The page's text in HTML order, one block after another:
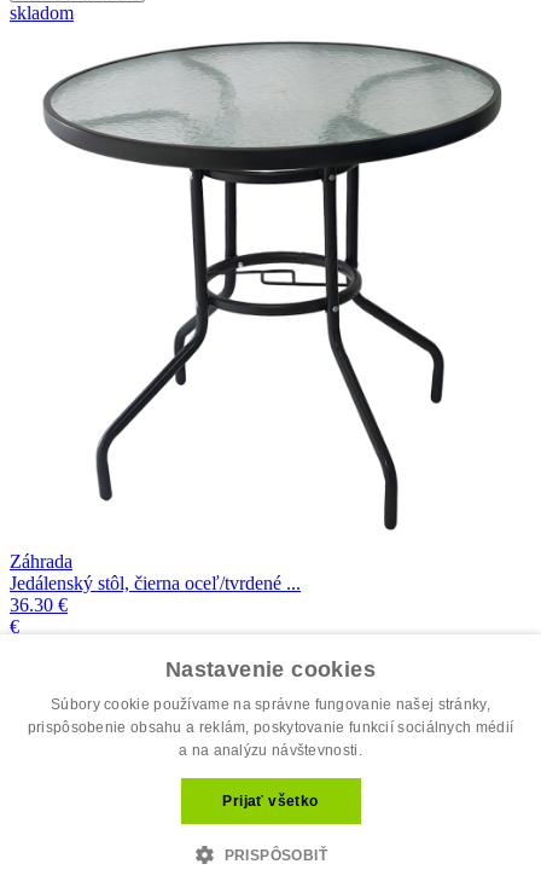
skladom
Záhrada
Jedálenský stôl, čierna oceľ/tvrdené ...
36.30 €
€
Nastavenie cookies
Súbory cookie používame na správne fungovanie našej stránky,
prispôsobenie obsahu a reklám, poskytovanie funkcií sociálnych médií
a na analýzu návštevnosti.
Prijať všetko
PRISPÔSOBIŤ